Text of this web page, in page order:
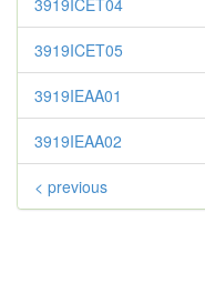
3919ICET04
3919ICET05
3919IEAA01
3919IEAA02
< previous